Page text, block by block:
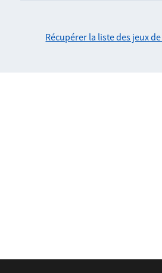
Récupérer la liste des jeux